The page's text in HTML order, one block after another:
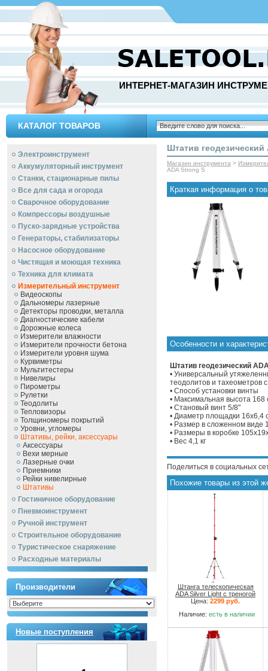
ИНТЕРНЕТ-МАГАЗИН
КАТАЛОГ ТОВАРОВ
Электроинструмент
Аккумуляторный инструмент
Станки, стационарные пилы
Все для сада и огорода
Сварочное оборудование
Компрессоры воздушные
Пуско-зарядные устройства
Генераторы, стабилизаторы
Насосное оборудование
Чистящая и моющая техника
Техника для климата
Измерительный инструмент
Видеоскопы
Дальномеры лазерные
Детекторы проводки, металла
Диагностические кабели
Дорожные колеса
Измерители влажности
Измерители прочности бетона
Измерители уровня шума
Курвиметры
Мультитестеры
Нивелиры
Пирометры
Рулетки
Теодолиты
Тепловизоры
Толщиномеры покрытий
Уровни, угломеры
Штативы, рейки, аксессуары
Аксессуары
Вехи мерные
Лазерные очки
Приемники
Рейки нивелирные
Штативы
Гостиничное оборудование
Пневмоинструмент
Ручной инcтрумент
Строительное оборудование
Туристическое снаряжение
Расходные материалы
Производители
Новые поступления
Штатив геодезический
Магазин инструмента >
ADA Strong S
Краткая информация о
Особенности и
Штатив геодезический
• Универсальный
теодолитов и тахеометров
• Способ установки винты
• Максимальная высота 168
• Становый винт 5/8"
• Диаметр площадки 16х6,4
• Размер в сложенном виде
• Размеры в коробке
• Вес 4,1 кг
Поделиться в социальных
Похожие товары из этой
Штанга телескопическая
ADA Silver Light с треногой
Цена: 2299 руб.
Наличие: есть в наличии